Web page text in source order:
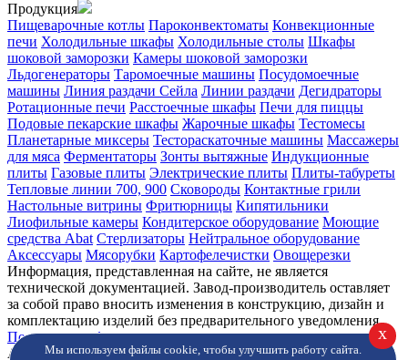
Продукция
Пищеварочные котлы Пароконвектоматы Конвекционные
печи Холодильные шкафы Холодильные столы Шкафы
шоковой заморозки Камеры шоковой заморозки
Льдогенераторы Таромоечные машины Посудомоечные
машины Линия раздачи Сейла Линии раздачи Дегидраторы
Ротационные печи Расстоечные шкафы Печи для пиццы
Подовые пекарские шкафы Жарочные шкафы Тестомесы
Планетарные миксеры Тестораскаточные машины Массажеры
для мяса Ферментаторы Зонты вытяжные Индукционные
плиты Газовые плиты Электрические плиты Плиты-табуреты
Тепловые линии 700, 900 Сковороды Контактные грили
Настольные витрины Фритюрницы Кипятильники
Лиофильные камеры Кондитерское оборудование Моющие
средства Abat Стерлизаторы Нейтральное оборудование
Аксессуары Мясорубки Картофелечистки Овощерезки
Информация, представленная на сайте, не является
технической документацией. Завод-производитель оставляет
за собой право вносить изменения в конструкцию, дизайн и
комплектацию изделий без предварительного уведомления.
Политика конфиденциальности.
Abat © 2026Мы используем файлы cookie, чтобы улучшить работу сайта.
x